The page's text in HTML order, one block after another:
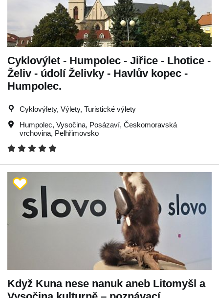
Cyklovýlet - Humpolec - Jiřice - Lhotice -
Želiv - údolí Želivky - Havlův kopec -
Humpolec.
Cyklovýlety, Výlety, Turistické výlety
Humpolec, Vysočina, Posázaví, Českomoravská
vrchovina, Pelhřimovsko
Když Kuna nese nanuk aneb Litomyšl a